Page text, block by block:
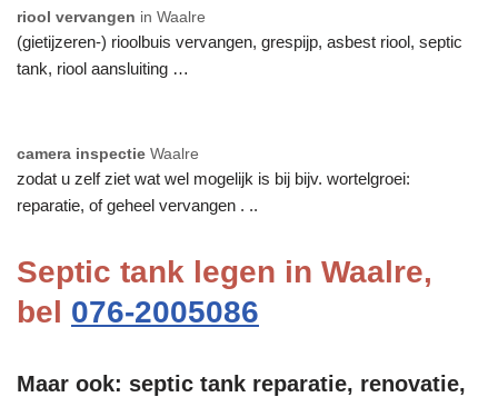
riool vervangen in Waalre
(gietijzeren-) rioolbuis vervangen, grespijp, asbest riool, septic
tank, riool aansluiting …
camera inspectie Waalre
zodat u zelf ziet wat wel mogelijk is bij bijv. wortelgroei:
reparatie, of geheel vervangen . ..
Septic tank legen in Waalre,
bel 076-2005086
Maar ook: septic tank reparatie, renovatie,